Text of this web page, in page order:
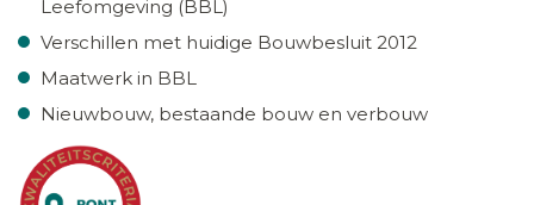
Leefomgeving (BBL)
Verschillen met huidige Bouwbesluit 2012
Maatwerk in BBL
Nieuwbouw, bestaande bouw en verbouw